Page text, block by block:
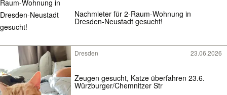
Nachmieter für 2-Raum-Wohnung in
Dresden-Neustadt gesucht!
Dresden 23.06.2026
Zeugen gesucht, Katze überfahren 23.6.
Würzburger/Chemnitzer Str